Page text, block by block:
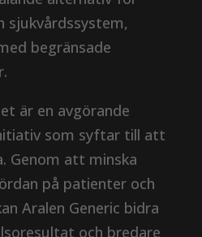
sjukvårdssystem,
begränsade
är en avgörande
som syftar till att
Genom att minska
på patienter och
Aralen Generic bidra
och bredare